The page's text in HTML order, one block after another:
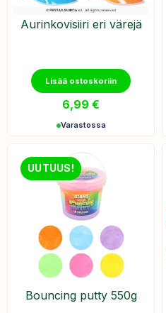
Aurinkovisiiri eri värejä
Lisää ostoskoriin
6,99 €
Varastossa
UUTUUS!
Bouncing putty 550g